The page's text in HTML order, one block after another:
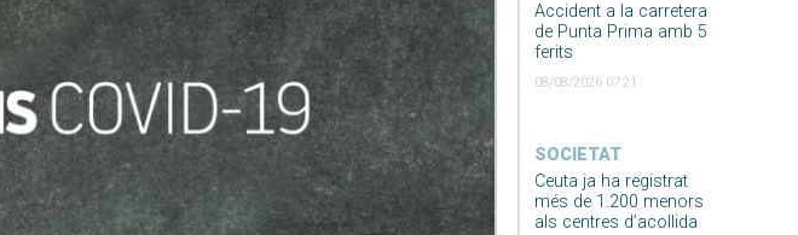
Accident a la carretera
de Punta Prima amb 5
ferits
08/08/2026 07:21
SOCIETAT
Ceuta ja ha registrat
més de 1.200 menors
als centres d’acollida